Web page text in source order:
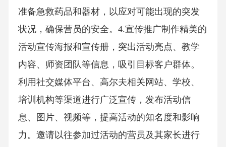
准备急救药品和器材，以应对可能出现的突发
状况，确保营员的安全。4.宣传推广制作精美的
活动宣传海报和宣传册，突出活动亮点、教学
内容、师资团队等信息，吸引目标客户群体。
利用社交媒体平台、高尔夫相关网站、学校、
培训机构等渠道进行广泛宣传，发布活动信
息、图片、视频等，提高活动的知名度和影响
力。邀请以往参加过活动的营员及其家长进行